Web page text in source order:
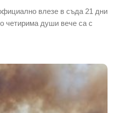
влезе в съда 21 дни
четирима души вече са с